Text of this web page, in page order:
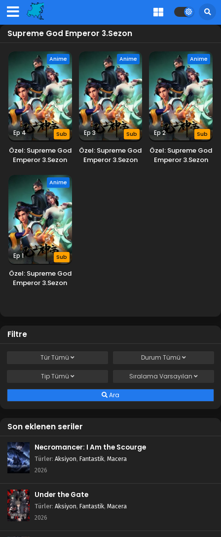
Supreme God Emperor 3.Sezon
Anime
Ep 4 Sub
Özel: Supreme God
Emperor 3.Sezon
Anime
Ep 3 Sub
Özel: Supreme God
Emperor 3.Sezon
Anime
Ep 2 Sub
Özel: Supreme God
Emperor 3.Sezon
Anime
Ep 1 Sub
Özel: Supreme God
Emperor 3.Sezon
Filtre
TürTümü Durum Tümü
TipTümü Sıralama Varsayılan
Ara
Son eklenen seriler
Necromancer: I Am the Scourge
Türler: Aksiyon, Fantastik, Macera
2026
Under the Gate
Türler: Aksiyon, Fantastik, Macera
2026